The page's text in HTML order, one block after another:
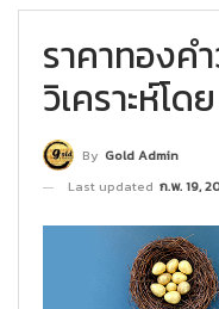
ราคาทองค
วิเคราะห์โด
By Gold Admin
Last updated ก.พ. 19,